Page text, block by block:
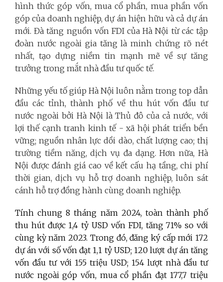
hình thức góp vốn, mua cổ phần, mua phần vốn
góp của doanh nghiệp, dự án hiện hữu và cả dự án
mới. Đà tăng nguồn vốn FDI của Hà Nội từ các tập
đoàn nước ngoài gia tăng là minh chứng rõ nét
nhất, tạo dựng niềm tin mạnh mẽ về sự tăng
trưởng trong mắt nhà đầu tư quốc tế.
Những yếu tố giúp Hà Nội luôn nằm trong top dẫn
đầu các tỉnh, thành phố về thu hút vốn đầu tư
nước ngoài bởi Hà Nội là Thủ đô của cả nước, với
lợi thế cạnh tranh kinh tế - xã hội phát triển bền
vững; nguồn nhân lực dồi dào, chất lượng cao; thị
trường tiềm năng, dịch vụ đa dạng. Hơn nữa, Hà
Nội được đánh giá cao về kết cấu hạ tầng, chi phí
thời gian, dịch vụ hỗ trợ doanh nghiệp, luôn sát
cánh hỗ trợ đồng hành cùng doanh nghiệp.
Tính chung 8 tháng năm 2024, toàn thành phố
thu hút được 1,4 tỷ USD vốn FDI, tăng 71% so với
cùng kỳ năm 2023. Trong đó, đăng ký cấp mới 172
dự án với số vốn đạt 1,1 tỷ USD; 120 lượt dự án tăng
vốn đầu tư với 155 triệu USD; 154 lượt nhà đầu tư
nước ngoài góp vốn, mua cổ phần đạt 177,7 triệu